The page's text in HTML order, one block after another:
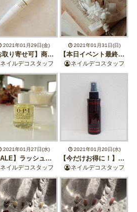
2021年01月29日(金)
【お取り寄せ可】商品最大20%オフSALE中【ラッシュアディクト】
ネイルデコスタッフ
2021年01月31日(日)
【本日イベント最終日】OLIOLIFLOWER×NAILDECObyA‘VIの世界観を体験
ネイルデコスタッフ
2021年01月27日(水)
【SALE】ラッシュアディクトやOPIがお得【最大20%オフ】
ネイルデコスタッフ
2021年01月20日(水)
【今だけお得に！】店内商品最大20%オフ【BCFORCE】
ネイルデコスタッフ